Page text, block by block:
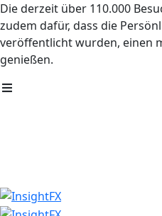
Die derzeit über 110.000
zudem dafür, dass die
veröffentlicht wurden, einen
genießen.